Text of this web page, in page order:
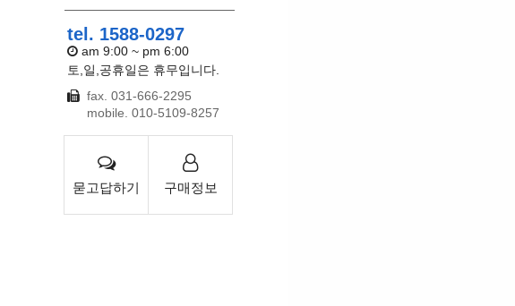
tel. 1588-0297
am 9:00 ~ pm 6:00
토,일,공휴일은 휴무입니다.
fax. 031-666-2295
mobile. 010-5109-8257
묻고답하기 구매정보